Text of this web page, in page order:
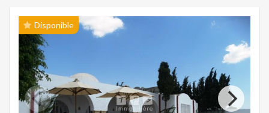
Disponible